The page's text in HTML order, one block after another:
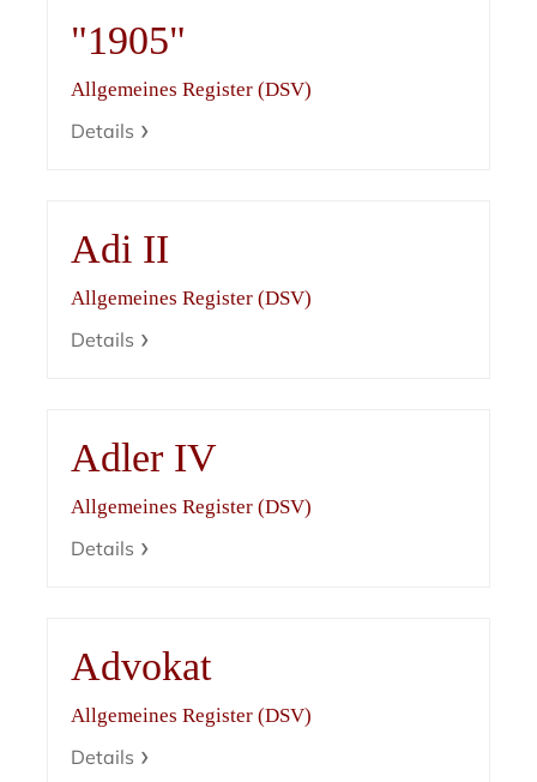
"1905"
Allgemeines Register (DSV)
Details
Adi II
Allgemeines Register (DSV)
Details
Adler IV
Allgemeines Register (DSV)
Details
Advokat
Allgemeines Register (DSV)
Details